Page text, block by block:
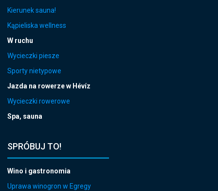
Kierunek sauna!
Kąpieliska wellness
W ruchu
Wycieczki piesze
Sporty nietypowe
Jazda na rowerze w Hévíz
Wycieczki rowerowe
Spa, sauna
SPRÓBUJ TO!
Wino i gastronomia
Uprawa winogron w Egregy